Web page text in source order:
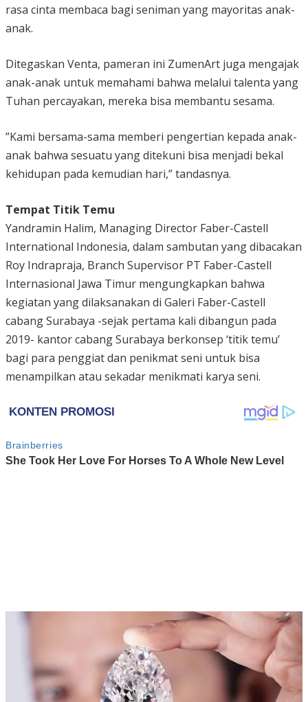
rasa cinta membaca bagi seniman yang mayoritas anak-
anak.
Ditegaskan Venta, pameran ini ZumenArt juga mengajak
anak-anak untuk memahami bahwa melalui talenta yang
Tuhan percayakan, mereka bisa membantu sesama.
”Kami bersama-sama memberi pengertian kepada anak-
anak bahwa sesuatu yang ditekuni bisa menjadi bekal
kehidupan pada kemudian hari,” tandasnya.
Tempat Titik Temu
Yandramin Halim, Managing Director Faber-Castell
International Indonesia, dalam sambutan yang dibacakan
Roy Indrapraja, Branch Supervisor PT Faber-Castell
Internasional Jawa Timur mengungkapkan bahwa
kegiatan yang dilaksanakan di Galeri Faber-Castell
cabang Surabaya -sejak pertama kali dibangun pada
2019- kantor cabang Surabaya berkonsep ‘titik temu’
bagi para penggiat dan penikmat seni untuk bisa
menampilkan atau sekadar menikmati karya seni.